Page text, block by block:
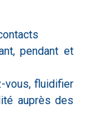
pendant et
vous, fluidifier
auprès des